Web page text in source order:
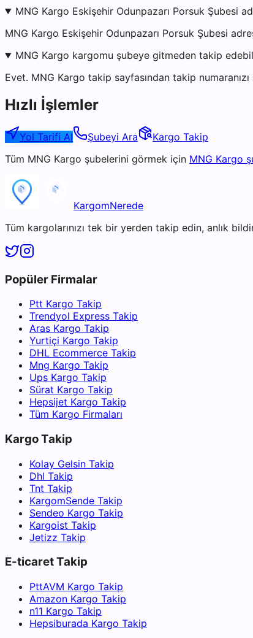
MNG Kargo Eskişehir Odunpazarı Porsuk Şubesi
MNG Kargo Eskişehir Odunpazarı Porsuk Şubesi
MNG Kargo kargomu şubeye gitmeden takip
Evet. MNG Kargo takip sayfasından takip
Hızlı İşlemler
Yol Tarifi Al Şubeyi Ara
Kargo Takip
Tüm MNG Kargo şubelerini görmek için MNG Kargo
KargomNerede
Tüm kargolarınızı tek bir yerden takip edin, anlık
Popüler Firmalar
Ptt Kargo Takip
Trendyol Express Takip
Aras Kargo Takip
Yurtiçi Kargo Takip
DHL Ecommerce Takip
Mng Kargo Takip
Ups Kargo Takip
Sürat Kargo Takip
Hepsijet Kargo Takip
Tüm Kargo Firmaları
Kargo Takip
Kolay Gelsin Takip
Dhl Takip
Tnt Takip
KargomSende Takip
Sendeo Kargo Takip
Kargoist Takip
Jetizz Takip
E-ticaret Takip
PttAVM Kargo Takip
Amazon Kargo Takip
n11 Kargo Takip
Hepsiburada Kargo Takip